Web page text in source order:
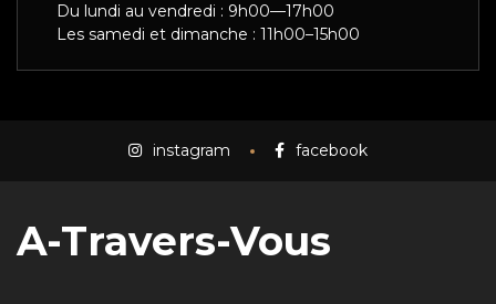
Du lundi au vendredi : 9h00—17h00
Les samedi et dimanche : 11h00–15h00
instagram facebook
A-Travers-Vous